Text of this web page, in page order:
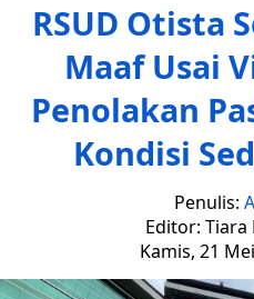
RSUD Otista
Maaf Usai
Penolakan
Kondisi
Penulis:
Editor: Tiara
Kamis, 21